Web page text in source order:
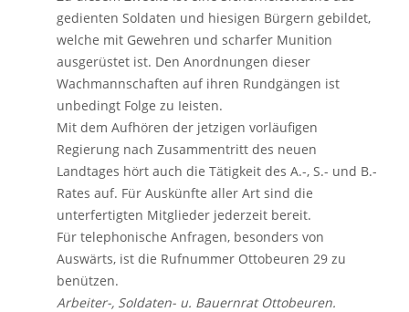
gedienten Soldaten und hiesigen Bürgern gebildet,
welche mit Gewehren und scharfer Munition
ausgerüstet ist. Den Anordnungen dieser
Wachmannschaften auf ihren Rundgängen ist
unbedingt Folge zu Ieisten.
Mit dem Aufhören der jetzigen vorläufigen
Regierung nach Zusammentritt des neuen
Landtages hört auch die Tätigkeit des A.-, S.- und B.-
Rates auf. Für Auskünfte aller Art sind die
unterfertigten Mitglieder jederzeit bereit.
Für telephonische Anfragen, besonders von
Auswärts, ist die Rufnummer Ottobeuren 29 zu
benützen.
Arbeiter-, SoIdaten- u. Bauernrat Ottobeuren.